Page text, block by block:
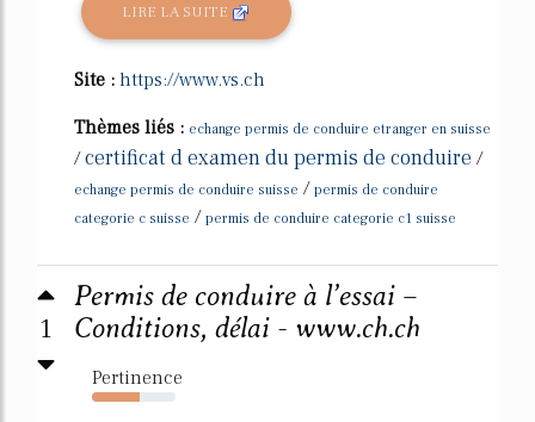
LIRE LA SUITE
Site : https://www.vs.ch
Thèmes liés : echange permis de conduire etranger en suisse
/certificat d examen du permis de conduire /
echange permis de conduire suisse / permis de conduire
categorie c suisse / permis de conduire categorie c1 suisse
1
Permis de conduire à l’essai –
Conditions, délai - www.ch.ch
Pertinence
57%